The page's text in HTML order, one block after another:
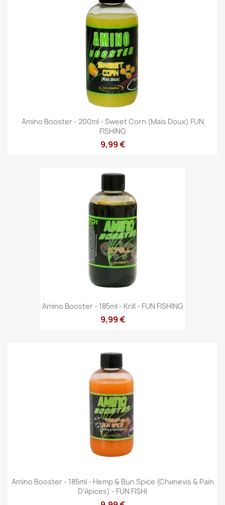
Amino Booster - 200ml - Sweet Corn (Mais Doux) FUN
FISHING
9,99 €
Amino Booster - 185ml - Krill - FUN FISHING
9,99 €
Amino Booster - 185ml - Hemp & Bun Spice (Chиnevis & Pain
D'йpices) - FUN FISHI